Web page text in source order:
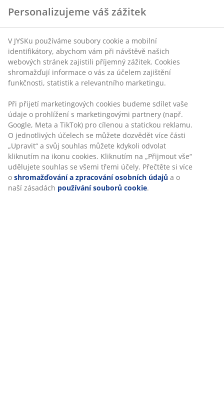
Skladová položka: 3552901
Návod k sestavení
Specifikace
Hodnocení
( 3)
Doprava
Personalizujeme váš zážitek
V JYSKu používáme soubory cookie a mobilní
identifikátory, abychom vám při návštěvě našich
webových stránek zajistili příjemný zážitek. Cookies
shromažďují informace o vás za účelem zajištění
funkčnosti, statistik a relevantního marketingu.
Při přijetí marketingových cookies budeme sdílet vaše
údaje o prohlížení s marketingovými partnery (např.
Google, Meta a TikTok) pro cílenou a statickou reklamu.
O jednotlivých účelech se můžete dozvědět více části
„Upravit“ a svůj souhlas můžete kdykoli odvolat
kliknutím na ikonu cookies. Kliknutím na „Přijmout vše“
udělujete souhlas se všemi třemi účely. Přečtěte si více
o shromažďování a zpracování osobních údajů a o
naší zásadách používání souborů cookie.